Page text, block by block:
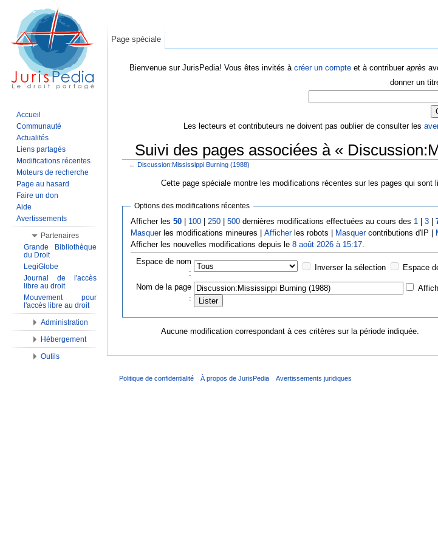
Bienvenue sur JurisPedia! Vous êtes invités à créer un compte et à contribuer après
donner un
Les lecteurs et contributeurs ne doivent pas oublier de consulter les
Suivi des pages associées à «
← Discussion:Mississippi Burning (1988)
Cette page spéciale montre les modifications récentes sur les pages qui
Options des modifications récentes
Afficher les 50| 100| 250| 500dernières modifications effectuées au cours des 1| 3|
Masquerles modifications mineures | Afficherles robots | Masquercontributions d'IP |
Afficher les nouvelles modifications depuis le 8 août 2026 à 15:17.
Espace de nom
:
Inverser la sélection Espace
Nom de la page
:
Aucune modification correspondant à ces critères sur la période indiquée.
Page spéciale
Accueil
Communauté
Actualités
Liens partagés
Modifications récentes
Moteurs de recherche
Page au hasard
Faire un don
Aide
Avertissements
Partenaires
Grande Bibliothèque
du Droit
LegiGlobe
Journal de l'accès
libre au droit
Mouvement pour
l'accès libre au droit
Administration
Hébergement
Outils
Politique de confidentialité À propos de JurisPedia Avertissements juridiques